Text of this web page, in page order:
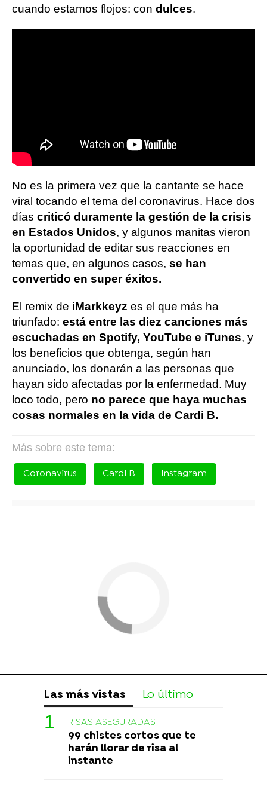
cuando estamos flojos: con dulces.
No es la primera vez que la cantante se hace
viral tocando el tema del coronavirus. Hace dos
días criticó duramente la gestión de la crisis
en Estados Unidos, y algunos manitas vieron
la oportunidad de editar sus reacciones en
temas que, en algunos casos, se han
convertido en super éxitos.
El remix de iMarkkeyz es el que más ha
triunfado: está entre las diez canciones más
escuchadas en Spotify, YouTube e iTunes, y
los beneficios que obtenga, según han
anunciado, los donarán a las personas que
hayan sido afectadas por la enfermedad. Muy
loco todo, pero no parece que haya muchas
cosas normales en la vida de Cardi B.
Más sobre este tema:
Coronavirus Cardi B Instagram
Las más vistas Lo último
RISAS ASEGURADAS
99 chistes cortos que te
harán llorar de risa al
instante